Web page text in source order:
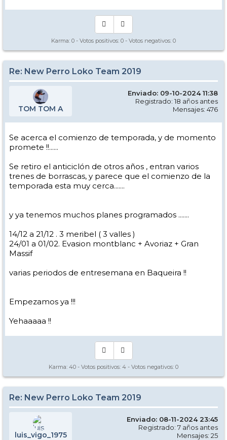
Karma: 0 - Votos positivos: 0 - Votos negativos: 0
Re: New Perro Loko Team 2019
TOM TOM A
Enviado: 09-10-2024 11:38
Registrado: 18 años antes
Mensajes: 476
Se acerca el comienzo de temporada, y de momento
promete !!......
Se retiro el anticiclón de otros años , entran varios
trenes de borrascas, y parece que el comienzo de la
temporada esta muy cerca.......
y ya tenemos muchos planes programados .......
14/12 a 21/12 . 3 meribel ( 3 valles )
24/01 a 01/02. Evasion montblanc + Avoriaz + Gran
Massif
varias periodos de entresemana en Baqueira !!
Empezamos ya !!!
Yehaaaaa !!
Karma: 40 - Votos positivos: 4 - Votos negativos: 0
Re: New Perro Loko Team 2019
luis_vigo_1975
Enviado: 08-11-2024 23:45
Registrado: 7 años antes
Mensajes: 25